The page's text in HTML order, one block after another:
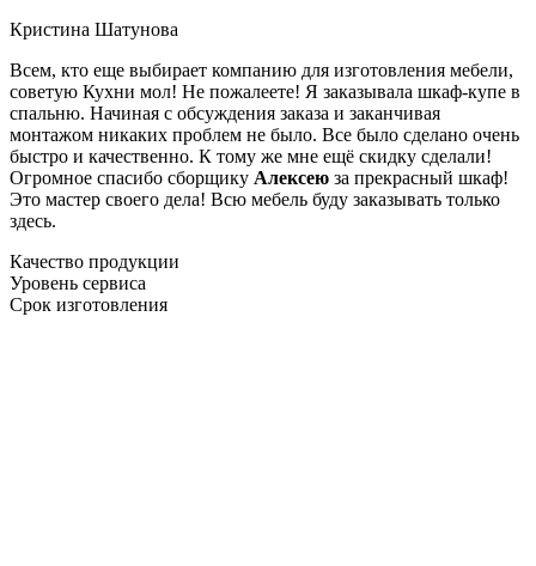
Кристина Шатунова
Всем, кто еще выбирает компанию для изготовления мебели,
советую Кухни мол! Не пожалеете! Я заказывала шкаф-купе в
спальню. Начиная с обсуждения заказа и заканчивая
монтажом никаких проблем не было. Все было сделано очень
быстро и качественно. К тому же мне ещё скидку сделали!
Огромное спасибо сборщику Алексею за прекрасный шкаф!
Это мастер своего дела! Всю мебель буду заказывать только
здесь.
Качество продукции
Уровень сервиса
Срок изготовления